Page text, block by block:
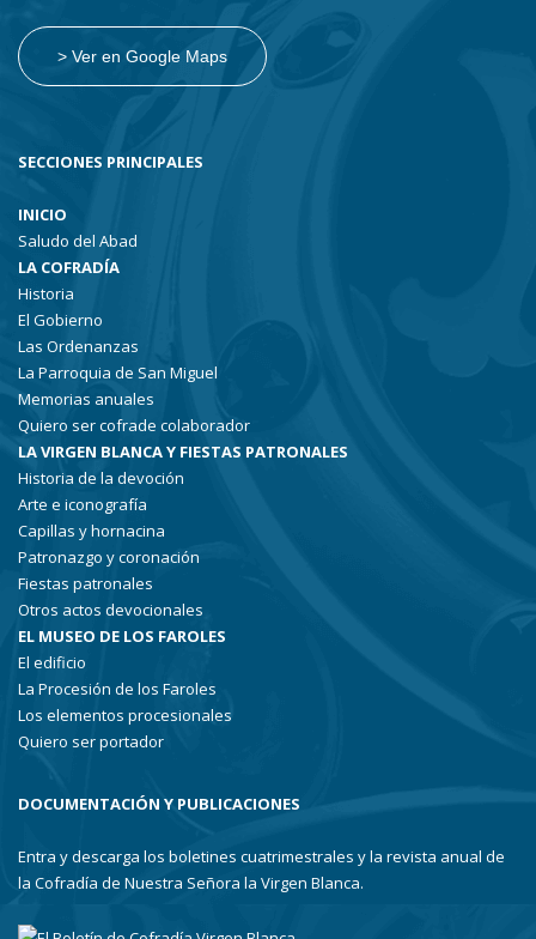
> Ver en Google Maps
SECCIONES PRINCIPALES
INICIO
Saludo del Abad
LA COFRADÍA
Historia
El Gobierno
Las Ordenanzas
La Parroquia de San Miguel
Memorias anuales
Quiero ser cofrade colaborador
LA VIRGEN BLANCA Y FIESTAS PATRONALES
Historia de la devoción
Arte e iconografía
Capillas y hornacina
Patronazgo y coronación
Fiestas patronales
Otros actos devocionales
EL MUSEO DE LOS FAROLES
El edificio
La Procesión de los Faroles
Los elementos procesionales
Quiero ser portador
DOCUMENTACIÓN Y PUBLICACIONES
Entra y descarga los boletines cuatrimestrales y la revista anual de
la Cofradía de Nuestra Señora la Virgen Blanca.